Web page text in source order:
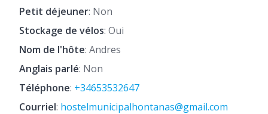
Petit déjeuner: Non
Stockage de vélos: Oui
Nom de l'hôte: Andres
Anglais parlé: Non
Téléphone: +34653532647
Courriel: hostelmunicipalhontanas@gmail.com